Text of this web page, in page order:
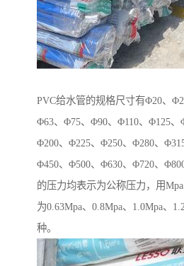
PVC给水管的规格尺寸有Φ20、
Φ63、Φ75、Φ90、Φ110、Φ125、
Φ200、Φ225、Φ250、Φ280、
Φ450、Φ500、Φ630、Φ720、
的压力均表示为公称压力，用
为0.63Mpa、0.8Mpa、1.0Mpa、
种。